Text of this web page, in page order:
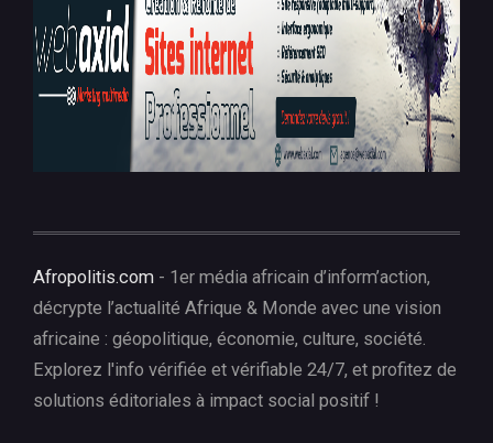
Afropolitis.com - 1er média africain d’inform’action,
décrypte l’actualité Afrique & Monde avec une vision
africaine : géopolitique, économie, culture, société.
Explorez l'info vérifiée et vérifiable 24/7, et profitez de
solutions éditoriales à impact social positif !